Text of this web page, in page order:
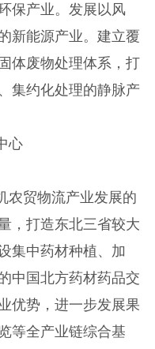
保产业。发展以风
新能源产业。建立覆
体废物处理体系，打
集约化处理的静脉产
心
农贸物流产业发展的
，打造东北三省较大
集中药材种植、加
中国北方药材药品交
优势，进一步发展果
等全产业链综合基